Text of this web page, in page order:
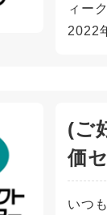
ィー
2022
(ご
価
いつ